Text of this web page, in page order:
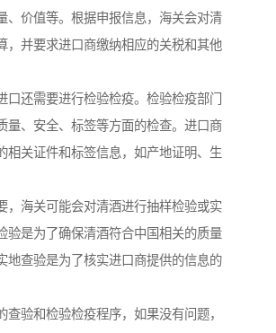
、价值等。根据申报信息，海关会对清
，并要求进口商缴纳相应的关税和其他
口还需要进行检验检疫。检验检疫部门
量、安全、标签等方面的检查。进口商
相关证件和标签信息，如产地证明、生
，海关可能会对清酒进行抽样检验或实
验是为了确保清酒符合中国相关的质量
地查验是为了核实进口商提供的信息的
查验和检验检疫程序，如果没有问题，